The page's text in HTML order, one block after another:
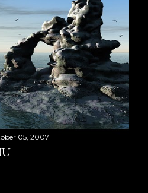
05, 2007